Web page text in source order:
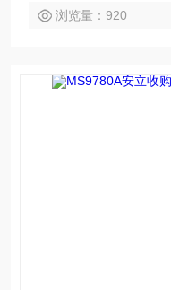
准，确保波长精度。横
浏览量：920